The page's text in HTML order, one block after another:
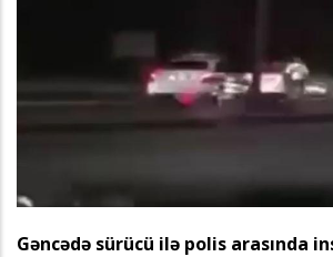
Gəncədə sürücü ilə polis arasında